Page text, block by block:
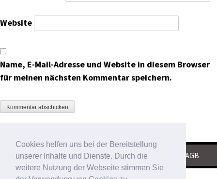
Cookies helfen uns bei der Bereitstellung
unserer Inhalte und Dienste. Durch die
weitere Nutzung der Webseite stimmen Sie
Website
Name, E-Mail-Adresse und Website in diesem Browser
für meinen nächsten Kommentar speichern.
KONTAKT|IMPRESSUM|DATENSCHUTZ AGB